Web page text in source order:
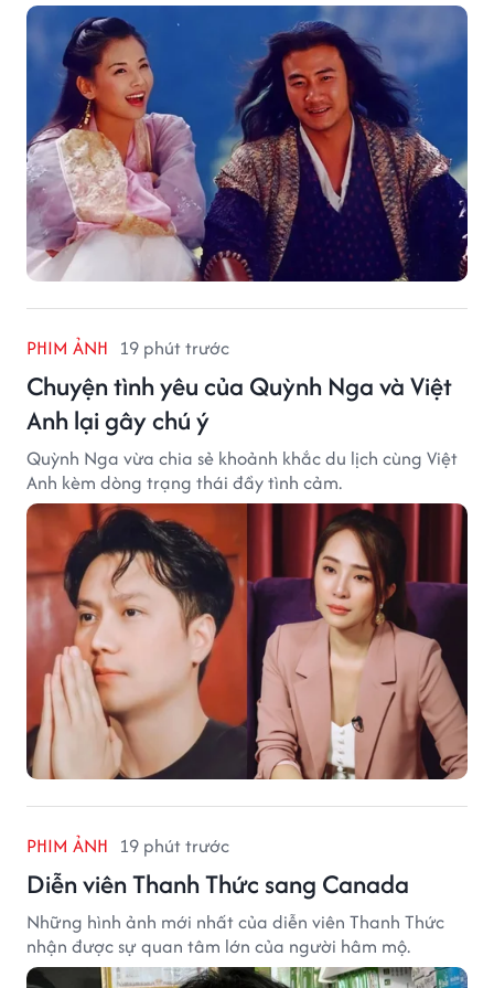
PHIM ẢNH 19 phút trước
Chuyện tình yêu của Quỳnh Nga và Việt
Anh lại gây chú ý
Quỳnh Nga vừa chia sẻ khoảnh khắc du lịch cùng Việt
Anh kèm dòng trạng thái đầy tình cảm.
PHIM ẢNH 19 phút trước
Diễn viên Thanh Thức sang Canada
Những hình ảnh mới nhất của diễn viên Thanh Thức
nhận được sự quan tâm lớn của người hâm mộ.